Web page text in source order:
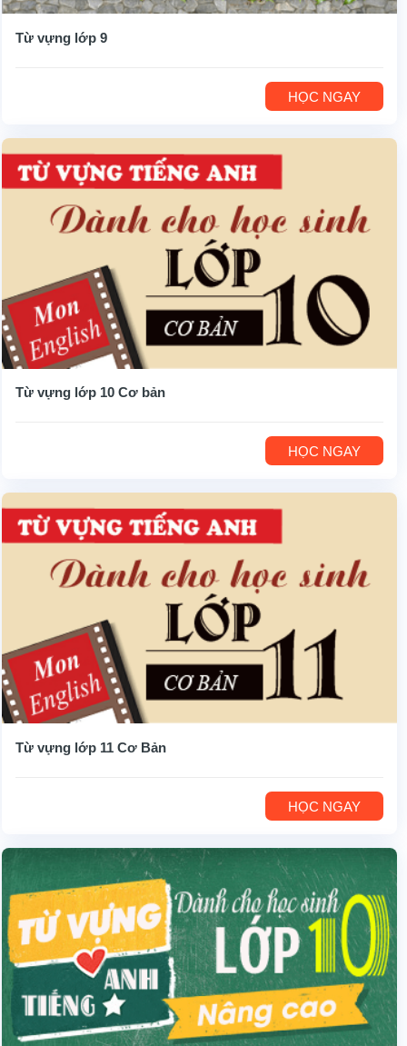
Từ vựng lớp 9
HỌC NGAY
Từ vựng lớp 10 Cơ bản
HỌC NGAY
Từ vựng lớp 11 Cơ Bản
HỌC NGAY